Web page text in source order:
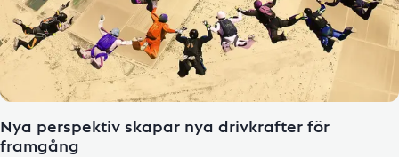
Nya perspektiv skapar nya drivkrafter för
framgång